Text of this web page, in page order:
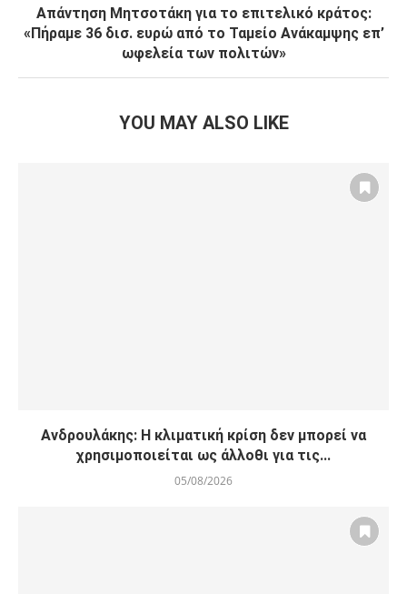
Απάντηση Μητσοτάκη για το επιτελικό κράτος:
«Πήραμε 36 δισ. ευρώ από το Ταμείο Ανάκαμψης επ’
ωφελεία των πολιτών»
YOU MAY ALSO LIKE
Ανδρουλάκης: Η κλιματική κρίση δεν μπορεί να
χρησιμοποιείται ως άλλοθι για τις...
05/08/2026